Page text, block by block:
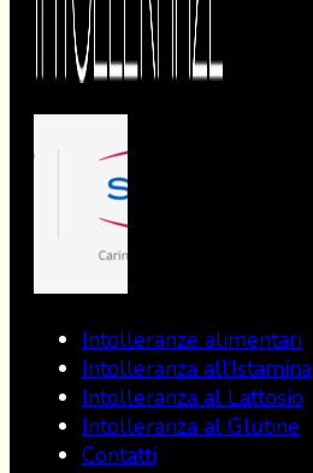
Intolleranze alimentari
Intolleranza all’Istamina
Intolleranza al Lattosio
Intolleranza al Glutine
Contatti